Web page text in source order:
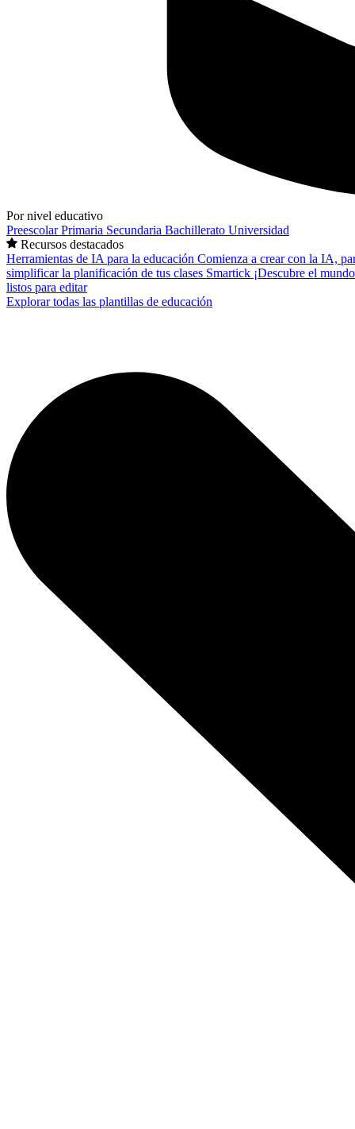
Por nivel educativo
PreescolarPrimaria Secundaria Bachillerato Universidad
Recursos destacados
Herramientas de IA para la educación Comienza a crear con la IA,
simplificar la planificación de tus clases Smartick ¡Descubre el
listos para editar
Explorar todas las plantillas de educación